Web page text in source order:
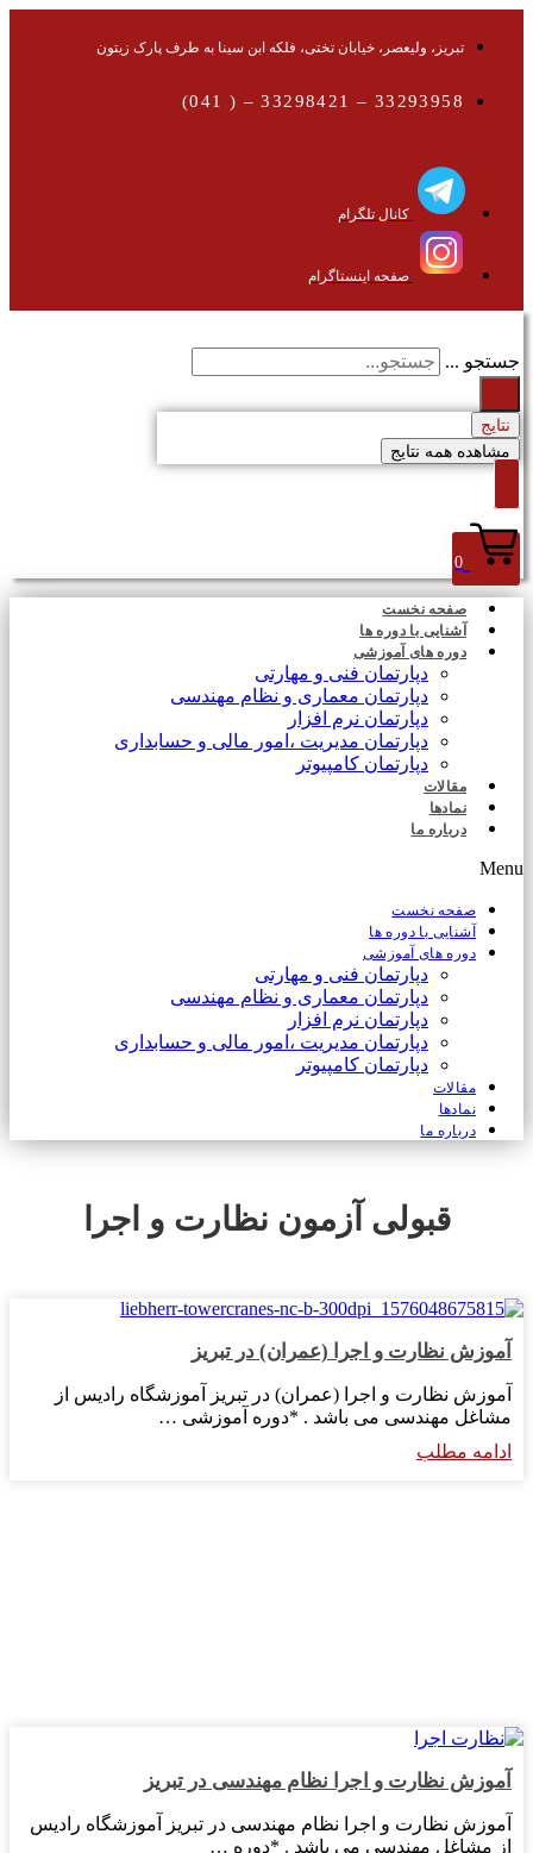
تبریز، ولیعصر، خیابان تختی، فلکه ابن سینا به طرف پارک زیتون
33293958 – 33298421 – ( 041)
کانال تلگرام
صفحه اینستاگرام
جستجو ...
نتایج
مشاهده همه نتایج
صفحه نخست
آشنایی با دوره ها
دوره های آموزشی
دپارتمان فنی و مهارتی
دپارتمان معماری و نظام مهندسی
دپارتمان نرم افزار
دپارتمان مدیریت ،امور مالی و حسابداری
دپارتمان کامپیوتر
مقالات
نمادها
درباره ما
Menu
صفحه نخست
آشنایی با دوره ها
دوره های آموزشی
دپارتمان فنی و مهارتی
دپارتمان معماری و نظام مهندسی
دپارتمان نرم افزار
دپارتمان مدیریت ،امور مالی و حسابداری
دپارتمان کامپیوتر
مقالات
نمادها
درباره ما
قبولی آزمون نظارت و اجرا
آموزش نظارت و اجرا (عمران) در تبریز
آموزش نظارت و اجرا (عمران) در تبریز آموزشگاه رادیس از
مشاغل مهندسی می باشد . *دوره آموزشی …
ادامه مطلب
آموزش نظارت و اجرا نظام مهندسی در تبریز
آموزش نظارت و اجرا نظام مهندسی در تبریز آموزشگاه رادیس
از مشاغل مهندسی می باشد . *دوره …